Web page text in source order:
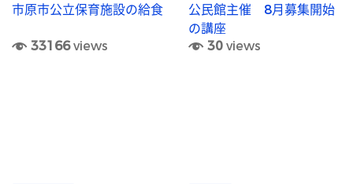
市原市公立保育施設の給食
33166views
公民館主催 8月募集開始
の講座
30views